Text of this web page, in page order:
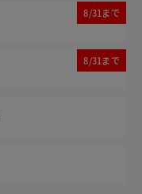
8/31まで
8/31まで